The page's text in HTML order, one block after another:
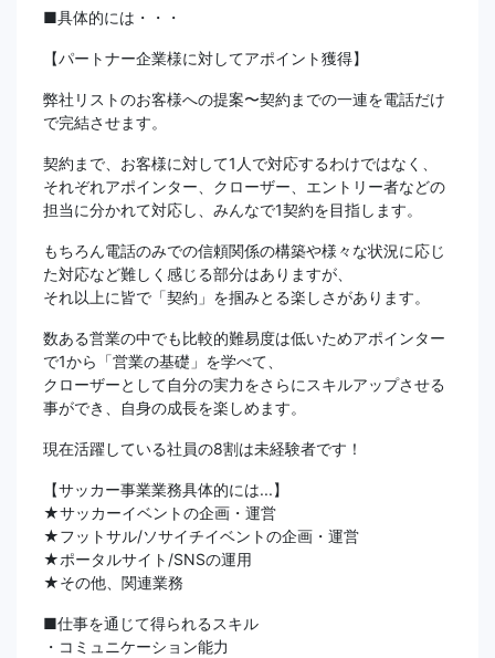
■具体的には・・・
【パートナー企業様に対してアポイント獲得】
弊社リストのお客様への提案〜契約までの一連を電話だけ
で完結させます。
契約まで、お客様に対して1人で対応するわけではなく、
それぞれアポインター、クローザー、エントリー者などの
担当に分かれて対応し、みんなで1契約を目指します。
もちろん電話のみでの信頼関係の構築や様々な状況に応じ
た対応など難しく感じる部分はありますが、
それ以上に皆で「契約」を掴みとる楽しさがあります。
数ある営業の中でも比較的難易度は低いためアポインター
で1から「営業の基礎」を学べて、
クローザーとして自分の実力をさらにスキルアップさせる
事ができ、自身の成長を楽しめます。
現在活躍している社員の8割は未経験者です！
【サッカー事業業務具体的には...】
★サッカーイベントの企画・運営
★フットサル/ソサイチイベントの企画・運営
★ポータルサイト/SNSの運用
★その他、関連業務
■仕事を通じて得られるスキル
・コミュニケーション能力